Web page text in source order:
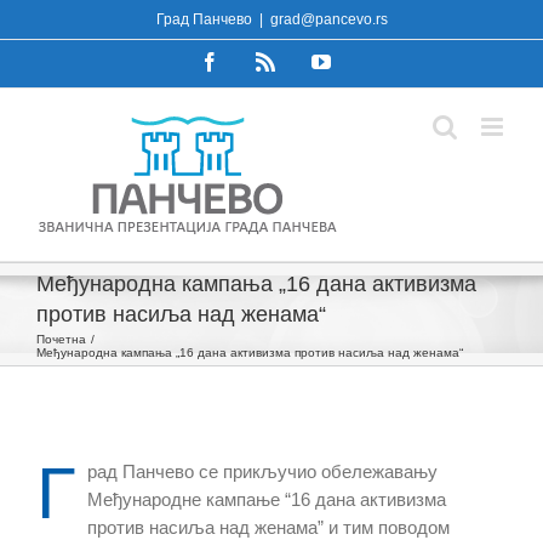
to
Град Панчево grad@pancevo.rs
FacebookRss YouTube
Међународна кампања „16 дана активизма
против насиља над женама“
Почетна
Међународна кампања „16 дана активизма против насиља над женама“
Г
рад Панчево се прикључио обележавању
Међународне кампање “16 дана активизма
против насиља над женама” и тим поводом